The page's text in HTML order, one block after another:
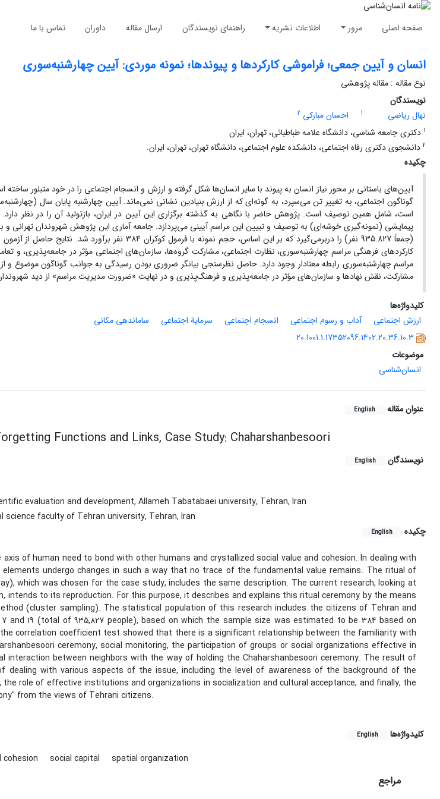
صفحه اصلی مرور اطلاعات نشریه راهنمای نویسندگان ارسال مقاله داوران تماس با ما
انسان و آیین جمعی؛ فراموشی کارکردها و پیوندها؛ نمونه موردی: آیین چهارشنبه‌سوری
نوع مقاله : مقاله پژوهشی
نویسندگان
نهال ریاضی
1 احسان مبارکی 2
1 دکتری جامعه شناسی، دانشگاه علامه طباطبائی، تهران، ایران
2 دانشجوی دکتری رفاه اجتماعی، دانشکده علوم اجتماعی، دانشگاه تهران، تهران، ایران.
چکیده
آیین‌های باستانی بر محور نیاز انسان به پیوند با سایر انسان‌ها شکل گرفته و ارزش و انسجام اجتماعی را در خود متبلور
گوناگون اجتماعی، به تغییر تن می‌سپرد، به گونه‌ای که از ارزش بنیادین نشانی نمی‌ماند. آیین چهارشنبه پایان سال
است، شامل همین توصیف است. پژوهش حاضر با نگاهی به گذشته برگزاری این آیین در ایران، بازتولید آن را در نظر
(جمعاً 935.827 نفر) را دربرمی‌گیرد که بر این اساس، حجم نمونه با فرمول
کارکردهای فرهنگی مراسم چهارشنبه‌سوری، نظارت اجتماعی، مشارکت گروه‌ها، سازمان‌های اجتماعی مؤثر در جامعه‌پذیری، و
مراسم چهارشنبه‌سوری رابطه معنادار وجود دارد. حاصل نظرسنجی بیانگر ضروری بودن رسیدگی به جوانب گوناگون موضوع و از
مشارکت، نقش نهادها و سازمان‌های مؤثر در جامعه‌پذیری و فرهنگ‌پذیری و در نهایت «ضرورت مدیریت مراسم» از دید
کلیدواژه‌ها
ارزش اجتماعی
آداب و رسوم اجتماعی انسجام اجتماعی سرمایة اجتماعی
ساماندهی ‌مکانی
20.1001.1.17352096.1402.20.36.10.3
موضوعات
انسان‌شناسی
عنوان مقاله English
Functions and Links, Case Study: Chaharshanbesoori
نویسندگان English
evaluation and development, Allameh Tabatabaei university, Tehran, Iran
faculty of Tehran university, Tehran, Iran
چکیده
English
of human need to bond with other humans and crystallized social value and cohesion. In dealing with
elements undergo changes in such a way that no trace of the fundamental value remains. The ritual of
which was chosen for the case study, includes the same description. The current research, looking at
intends to its reproduction. For this purpose, it describes and explains this ritual ceremony by the means
(cluster sampling). The statistical population of this research includes the citizens of Tehran and
and 19 (total of 935,827 people), based on which the sample size was estimated to be 384 based on
correlation coefficient test showed that there is a significant relationship between the familiarity with
ceremony, social monitoring, the participation of groups or social organizations effective in
interaction between neighbors with the way of holding the Chaharshanbesoori ceremony. The result of
dealing with various aspects of the issue, including the level of awareness of the background of the
role of effective institutions and organizations in socialization and cultural acceptance, and finally, the
from the views of Tehrani citizens.
کلیدواژه‌ها English
cohesion social capital spatial organization
مراجع